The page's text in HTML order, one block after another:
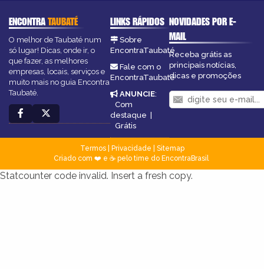
ENCONTRATAUBATÉ
O melhor de Taubaté num
só lugar! Dicas, onde ir, o
que fazer, as melhores
empresas, locais, serviços e
muito mais no guia Encontra
Taubaté.
LINKS RÁPIDOS
Sobre
EncontraTaubaté
Fale com o
EncontraTaubaté
ANUNCIE:
Com
destaque |
Grátis
NOVIDADES POR E-
MAIL
Receba grátis as
principais notícias,
dicas e promoções
Termos| Privacidade
Sitemap
Criado com ❤️ e ☕ pelo time do EncontraBrasil
Statcounter code invalid. Insert a fresh copy.